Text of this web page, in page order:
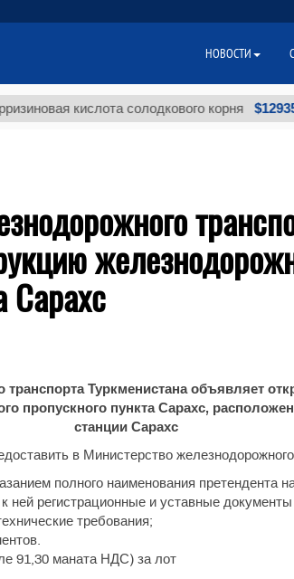
кислота солодкового корня $12935,18
Сарахс
транспорта Туркменистана объявляет
пропускного пункта Сарахс,
станции Сарахс
в Министерство
полного наименования претендента
ней регистрационные и уставные
требования;
91,30 маната НДС) за лот
НОВОСТИ